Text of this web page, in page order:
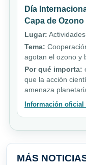
Día
Capa de Ozono
Lugar:
Tema:
agotan el ozono y
Por qué importa:
que la acción
amenaza
Información oficial
MÁS